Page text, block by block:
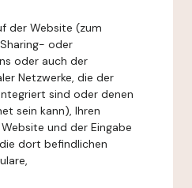
der Website (zum
oder
oder auch der
Netzwerke, die der
sind oder denen
sein kann), Ihren
und der Eingabe
dort befindlichen